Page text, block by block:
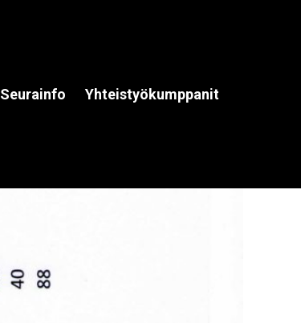
Seurainfo Yhteistyökumppanit